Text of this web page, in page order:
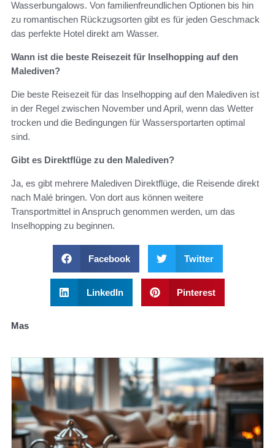
Wasserbungalows. Von familienfreundlichen Optionen bis hin
zu romantischen Rückzugsorten gibt es für jeden Geschmack
das perfekte Hotel direkt am Wasser.
Wann ist die beste Reisezeit für Inselhopping auf den
Malediven?
Die beste Reisezeit für das Inselhopping auf den Malediven ist
in der Regel zwischen November und April, wenn das Wetter
trocken und die Bedingungen für Wassersportarten optimal
sind.
Gibt es Direktflüge zu den Malediven?
Ja, es gibt mehrere Malediven Direktflüge, die Reisende direkt
nach Malé bringen. Von dort aus können weitere
Transportmittel in Anspruch genommen werden, um das
Inselhopping zu beginnen.
Facebook Twitter
LinkedIn Pinterest
Mas